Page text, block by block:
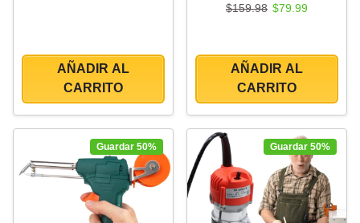
AÑADIR AL
CARRITO
Precio regular
$159.98 Precio de oferta
$79.99
AÑADIR AL
CARRITO
Guardar 50% Guardar 50%